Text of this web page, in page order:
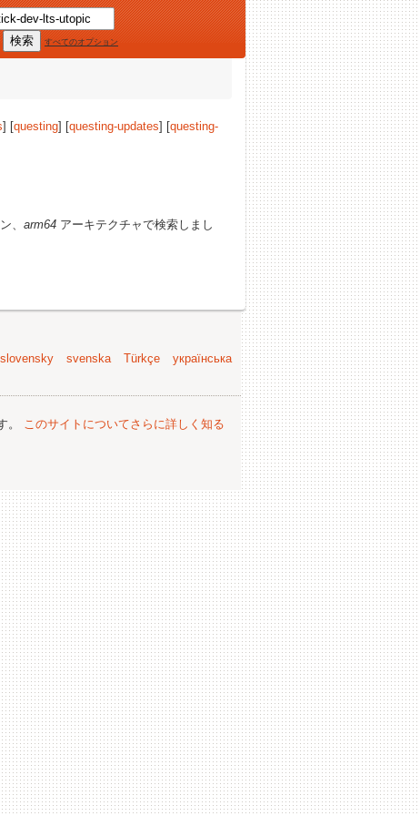
すべてのオプション
] [questing] [questing-updates] [questing-
、 arm64 アーキテクチャで検索しまし
slovensky svenska Türkçe
українська
。 このサイトについてさらに詳しく知る